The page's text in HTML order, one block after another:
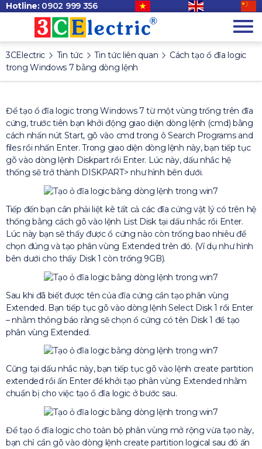
Hotline: 0902 999 356
3CElectric Tin tức Tin tức liên quan
Cách tạo ổ đĩa logic
trong Windows 7 bằng dòng lệnh
Để tạo ổ đĩa logic trong Windows 7 từ một vùng trống trên đĩa
cứng, trước tiên bạn khởi động giao diện dòng lệnh (cmd) bằng
cách nhấn nút Start, gõ vào cmd trong ô Search Programs and
files rồi nhấn Enter. Trong giao diện dòng lệnh này, bạn tiếp tục
gõ vào dòng lệnh Diskpart rồi Enter. Lúc này, dấu nhắc hệ
thống sẽ trở thành DISKPART> như hình bên dưới.
Tiếp đến bạn cần phải liệt kê tất cả các đĩa cứng vật lý có trên hệ
thống bằng cách gõ vào lệnh List Disk tại dấu nhắc rồi Enter.
Lúc này bạn sẽ thấy được ổ cứng nào còn trống bao nhiêu để
chọn đúng và tạo phân vùng Extended trên đó. (Ví dụ như hình
bên dưới cho thấy Disk 1 còn trống 9GB).
Sau khi đã biết được tên của đĩa cứng cần tạo phân vùng
Extended. Bạn tiếp tục gõ vào dòng lệnh Select Disk 1 rồi Enter
– nhằm thông báo rằng sẽ chọn ổ cứng có tên Disk 1 để tạo
phân vùng Extended.
Cũng tại dấu nhắc này, bạn tiếp tục gõ vào lệnh create partition
extended rồi ấn Enter để khởi tạo phân vùng Extended nhằm
chuẩn bị cho việc tạo ổ đĩa logic ở bước sau.
Để tạo ổ đĩa logic cho toàn bộ phân vùng mở rộng vừa tạo này,
bạn chỉ cần gõ vào dòng lệnh create partition logical sau đó ấn